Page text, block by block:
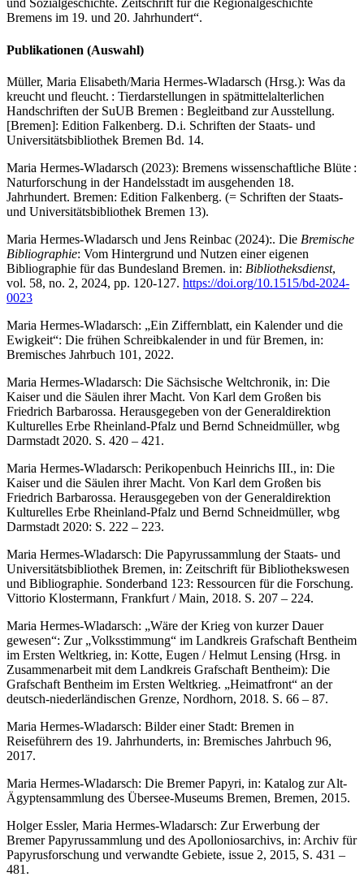
und Sozialgeschichte. Zeitschrift für die Regionalgeschichte
Bremens im 19. und 20. Jahrhundert“.
Publikationen (Auswahl)
Müller, Maria Elisabeth/Maria Hermes-Wladarsch (Hrsg.): Was da
kreucht und fleucht. : Tierdarstellungen in spätmittelalterlichen
Handschriften der SuUB Bremen : Begleitband zur Ausstellung.
[Bremen]: Edition Falkenberg. D.i. Schriften der Staats- und
Universitätsbibliothek Bremen Bd. 14.
Maria Hermes-Wladarsch (2023): Bremens wissenschaftliche Blüte :
Naturforschung in der Handelsstadt im ausgehenden 18.
Jahrhundert. Bremen: Edition Falkenberg. (= Schriften der Staats-
und Universitätsbibliothek Bremen 13).
Maria Hermes-Wladarsch und Jens Reinbac (2024):. Die Bremische
Bibliographie: Vom Hintergrund und Nutzen einer eigenen
Bibliographie für das Bundesland Bremen. in: Bibliotheksdienst,
vol. 58, no. 2, 2024, pp. 120-127. https://doi.org/10.1515/bd-2024-
0023
Maria Hermes-Wladarsch: „Ein Ziffernblatt, ein Kalender und die
Ewigkeit“: Die frühen Schreibkalender in und für Bremen, in:
Bremisches Jahrbuch 101, 2022.
Maria Hermes-Wladarsch: Die Sächsische Weltchronik, in: Die
Kaiser und die Säulen ihrer Macht. Von Karl dem Großen bis
Friedrich Barbarossa. Herausgegeben von der Generaldirektion
Kulturelles Erbe Rheinland-Pfalz und Bernd Schneidmüller, wbg
Darmstadt 2020. S. 420 – 421.
Maria Hermes-Wladarsch: Perikopenbuch Heinrichs III., in: Die
Kaiser und die Säulen ihrer Macht. Von Karl dem Großen bis
Friedrich Barbarossa. Herausgegeben von der Generaldirektion
Kulturelles Erbe Rheinland-Pfalz und Bernd Schneidmüller, wbg
Darmstadt 2020: S. 222 – 223.
Maria Hermes-Wladarsch: Die Papyrussammlung der Staats- und
Universitätsbibliothek Bremen, in: Zeitschrift für Bibliothekswesen
und Bibliographie. Sonderband 123: Ressourcen für die Forschung.
Vittorio Klostermann, Frankfurt / Main, 2018. S. 207 – 224.
Maria Hermes-Wladarsch: „Wäre der Krieg von kurzer Dauer
gewesen“: Zur „Volksstimmung“ im Landkreis Grafschaft Bentheim
im Ersten Weltkrieg, in: Kotte, Eugen / Helmut Lensing (Hrsg. in
Zusammenarbeit mit dem Landkreis Grafschaft Bentheim): Die
Grafschaft Bentheim im Ersten Weltkrieg. „Heimatfront“ an der
deutsch-niederländischen Grenze, Nordhorn, 2018. S. 66 – 87.
Maria Hermes-Wladarsch: Bilder einer Stadt: Bremen in
Reiseführern des 19. Jahrhunderts, in: Bremisches Jahrbuch 96,
2017.
Maria Hermes-Wladarsch: Die Bremer Papyri, in: Katalog zur Alt-
Ägyptensammlung des Übersee-Museums Bremen, Bremen, 2015.
Holger Essler, Maria Hermes-Wladarsch: Zur Erwerbung der
Bremer Papyrussammlung und des Apolloniosarchivs, in: Archiv für
Papyrusforschung und verwandte Gebiete, issue 2, 2015, S. 431 –
481.